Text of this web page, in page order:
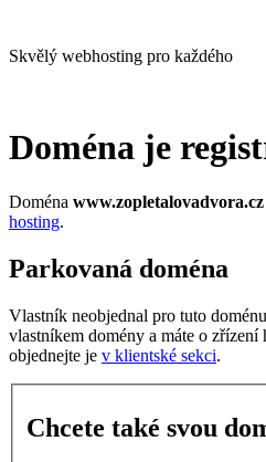
Skvělý webhosting pro každého
Doména je
Doména www.zopletalovadvora.cz
hosting.
Parkovaná doména
Vlastník neobjednal pro tuto doménu
vlastníkem domény a máte o zřízení
objednejte je v klientské sekci.
Chcete také svou